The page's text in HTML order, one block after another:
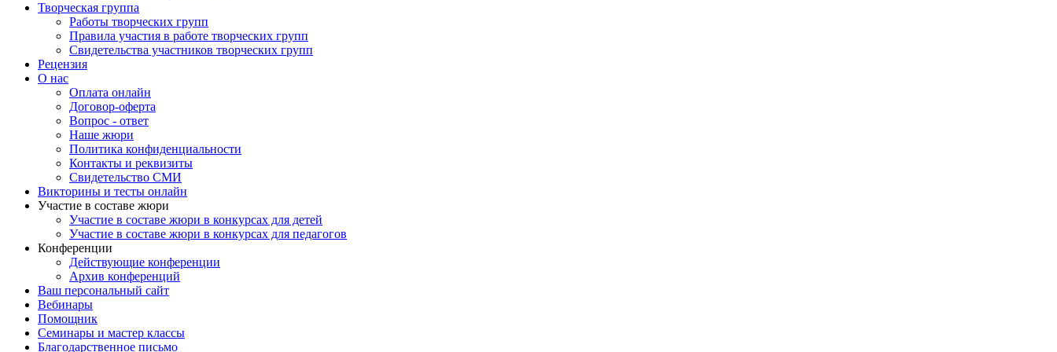
качеств, как внимание и усидчивость. Математический планшет дает возможность дошкольнику на чувственном опыте освоить некоторые базовые представления об объектах окружающего
мира, их свойствах и отношениях: форма, цвет, размер, количество, часть и целое, сформировать любознательность и познавательную мотивацию. Математический планшет - это необычный
способ познакомить дошкольника с такими, пока еще сложными для его восприятия, геометрическими понятиями, как симметрия, периметр, площадь, фигура и многими другими. А еще он
научится рисовать резиночками цифры и сможет пощупать их своими пальцами.Этой занимательной игрой можно увлечь любого непоседу.Математический планшет можно использовать в
непосредственно образовательной деятельности, в индивидуальной и подгрупповой работе, и в самостоятельной деятельности по желанию детей.Большие возможности в формировании
математических представлений детей дошкольного возраста представляет LEGO – конструктор. Он яркий, красочный, полифункциональный материал. Конструктор LEGO вмещает в себя
огромный мир математических задач.В презентации показаны самые интересные дидактические игры с Лего –конструктором по формированию элементарных математических представлений
у дошкольников, которые я использую в работе детьми. Конструируя объект, выкладывая на плате геометрические фигуры, цифры, повторяя предложенный алгоритм, дети самостоятельно или
во взаимодействии со взрослыми научатся оперировать простейшими понятиями; знакомятся с числами, цифрами; осваивают сенсорные эталоны – цвет, форму, величину, расположение в
пространстве. LEGO-детали с цифрами можно использовать вместо традиционной кассы цифр. LEGO – конструктор помогает детям дошкольного возраста в игровой форме освоить
элементарные математические представления. С помощью LEGO - конструктора ребенок имеет возможность общаться, исследовать и играть. Когда решение задачи превращается в
интересную и увлекательную игру, то и процесс познания и усвоения материала становится легким. Он побуждает работать в равной степени и голову, и руки. Конструктор помогает детям
воплощать в жизни свои задумки, строить и фантазировать, увлеченно работая и видя конечный результат. Увлекшись, дети не замечают, что учатся: познают, запоминают новое,
ориентируются в необычных ситуациях, пополняют запас представлений, понятий, развивают фантазию. Даже самые пассивные из детей включаются в игру с конструктором с огромным
желанием.Конструкторы LEGO предназначены и для групповых, и для индивидуальных игр. Конструкторы LEGO имеют высокий образовательный и развивающий потенциал. При
правильном подходе с его помощью можно добиться впечатляющих результатов.Таким образом, можно сказать о том, что развитие математических представлений старших дошкольников
будет более эффективно, если внедрять в педагогический процесс современные игровые технологии.
Творческая группа
Работы творческих групп
Правила участия в работе творческих групп
Свидетельства участников творческих групп
Рецензия
О нас
Оплата онлайн
Договор-оферта
Вопрос - ответ
Наше жюри
Политика конфиденциальности
Контакты и реквизиты
Свидетельство СМИ
Викторины и тесты онлайн
Участие в составе жюри
Участие в составе жюри в конкурсах для детей
Участие в составе жюри в конкурсах для педагогов
Конференции
Действующие конференции
Архив конференций
Ваш персональный сайт
Вебинары
Помощник
Семинары и мастер классы
Благодарственное письмо